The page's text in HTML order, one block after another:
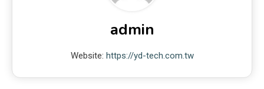
admin
Website: https://yd-tech.com.tw